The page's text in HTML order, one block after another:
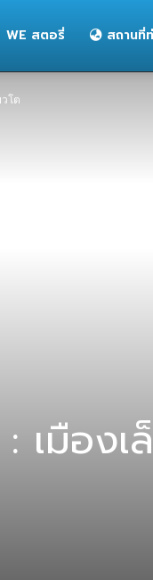
WE สตอรี่ สถานที่
โต
เมือง